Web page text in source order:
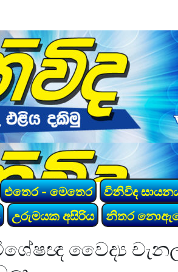
එතෙර - මෙතෙර විනිවිද
උරුමයක අසිරිය නිතර
වෛද්‍ය